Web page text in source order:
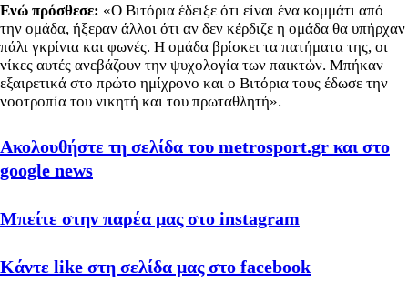
Ενώ πρόσθεσε: «Ο Βιτόρια έδειξε ότι είναι ένα κομμάτι από
την ομάδα, ήξεραν άλλοι ότι αν δεν κέρδιζε η ομάδα θα υπήρχαν
πάλι γκρίνια και φωνές. Η ομάδα βρίσκει τα πατήματα της, οι
νίκες αυτές ανεβάζουν την ψυχολογία των παικτών. Μπήκαν
εξαιρετικά στο πρώτο ημίχρονο και ο Βιτόρια τους έδωσε την
νοοτροπία του νικητή και του πρωταθλητή».
Ακολουθήστε τη σελίδα του metrosport.gr και στο
google news
Μπείτε στην παρέα μας στο instagram
Κάντε like στη σελίδα μας στο facebook